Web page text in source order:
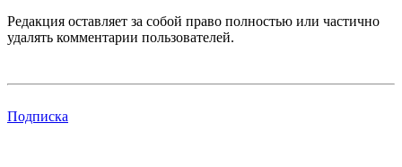
Редакция оставляет за собой право полностью или частично
удалять комментарии пользователей.
Подписка